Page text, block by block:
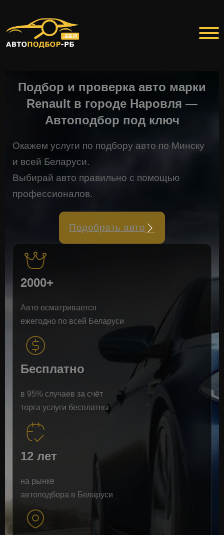
Подбор и проверка авто марки
Renault в городе Наровля —
Автоподбор под ключ
Окажем услуги по подбору авто по Минску
и всей Беларуси.
Выбирай авто правильно с помощью
профессионалов.
Подобрать авто
2000+
Авто осматривается
ежегодно по всей Беларуси
Бесплатно
в 95% случаев за счёт
торга услуги бесплатны
12 лет
на рынке
автоподбора в Беларуси